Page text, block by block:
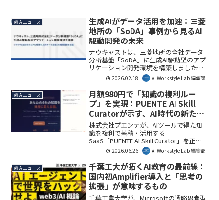
📰 AIニュース
生成AIがデータ活用を加速：三菱
地所の「SoDA」事例から見るAI
駆動開発の未来
ナウキャストは、三菱地所の全社データ
分析基盤「SoDA」に生成AI駆動型のアプ
リケーション開発環境を構築しました。
ブラウザ完結でセキュアな環境が特徴
で、社内でのデータ活用とAI駆動開発を
加速させます。
2026.02.18 AI Workstyle Lab 編集部
📰 AIニュース
月額980円で「知識の複利ルー
プ」を実現：PUENTE AI Skill
Curatorが示す、AI時代の新たな
知識管理術
株式会社プエンテが、AIツールで得た知
識を複利で蓄積・活用する
SaaS「PUENTE AI Skill Curator」を正式
リリースしました。OpenAI共同創業者の
提唱する「Second Brain」をSaaS化した
本サービスは、月額980円から利用でき、
個人のAI活用能力を組織全体の資産へと
変革させます。AI Workstyle Lab編集部で
は、その具体的な仕組みと企業への影響
を解説します。
2026.06.26 AI Workstyle Lab 編集部
📰 AIニュース
千葉工大が拓くAI教育の最前線：
国内初Amplifier導入と「思考の
拡張」が意味するもの
千葉工業大学が、Microsoftの戦略思考型